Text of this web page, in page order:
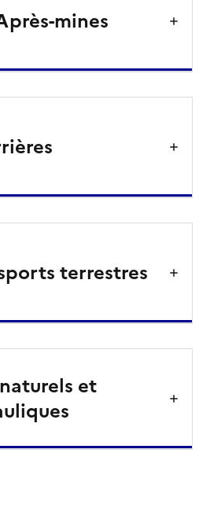
mines
terrestres
et